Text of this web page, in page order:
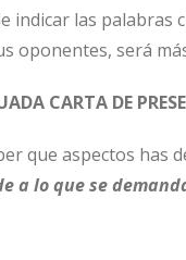
indicar las
oponentes, será
CARTA DE
que aspectos has
a lo que se